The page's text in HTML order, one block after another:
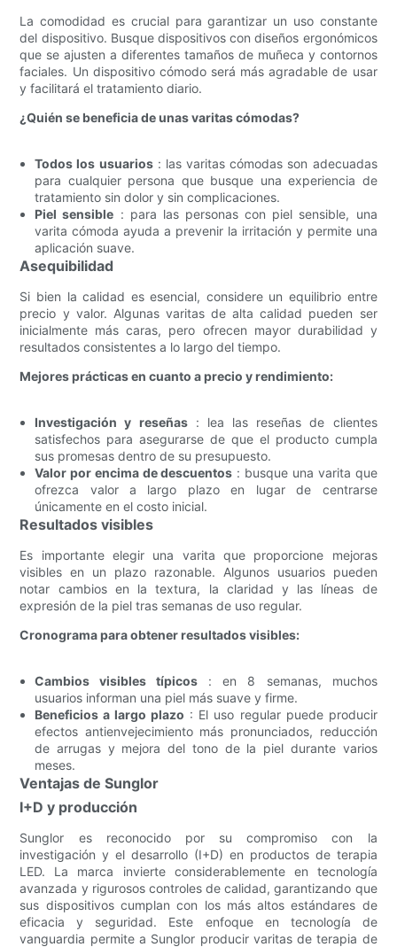
La comodidad es crucial para garantizar un uso constante
del dispositivo. Busque dispositivos con diseños ergonómicos
que se ajusten a diferentes tamaños de muñeca y contornos
faciales. Un dispositivo cómodo será más agradable de usar
y facilitará el tratamiento diario.
¿Quién se beneficia de unas varitas cómodas?
Todos los usuarios: las varitas cómodas son adecuadas
para cualquier persona que busque una experiencia de
tratamiento sin dolor y sin complicaciones.
Piel sensible : para las personas con piel sensible, una
varita cómoda ayuda a prevenir la irritación y permite una
aplicación suave.
Asequibilidad
Si bien la calidad es esencial, considere un equilibrio entre
precio y valor. Algunas varitas de alta calidad pueden ser
inicialmente más caras, pero ofrecen mayor durabilidad y
resultados consistentes a lo largo del tiempo.
Mejores prácticas en cuanto a precio y rendimiento:
Investigación y reseñas: lea las reseñas de clientes
satisfechos para asegurarse de que el producto cumpla
sus promesas dentro de su presupuesto.
Valor por encima de descuentos : busque una varita que
ofrezca valor a largo plazo en lugar de centrarse
únicamente en el costo inicial.
Resultados visibles
Es importante elegir una varita que proporcione mejoras
visibles en un plazo razonable. Algunos usuarios pueden
notar cambios en la textura, la claridad y las líneas de
expresión de la piel tras semanas de uso regular.
Cronograma para obtener resultados visibles:
Cambios visibles típicos : en 8 semanas, muchos
usuarios informan una piel más suave y firme.
Beneficios a largo plazo : El uso regular puede producir
efectos antienvejecimiento más pronunciados, reducción
de arrugas y mejora del tono de la piel durante varios
meses.
Ventajas de Sunglor
I+D y producción
Sunglor es reconocido por su compromiso con la
investigación y el desarrollo (I+D) en productos de terapia
LED. La marca invierte considerablemente en tecnología
avanzada y rigurosos controles de calidad, garantizando que
sus dispositivos cumplan con los más altos estándares de
eficacia y seguridad. Este enfoque en tecnología de
vanguardia permite a Sunglor producir varitas de terapia de